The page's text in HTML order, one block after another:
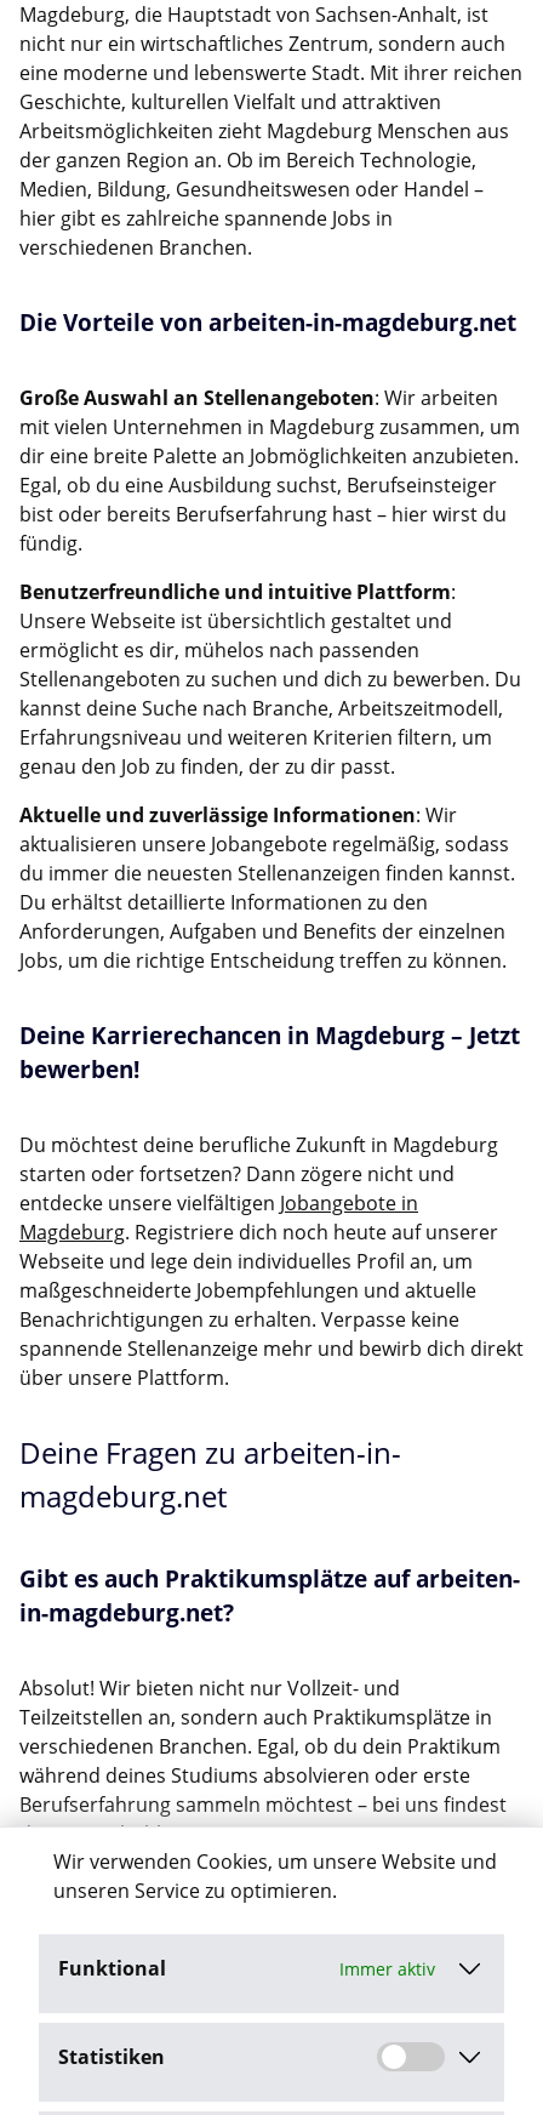
Wir verwenden Cookies, um unsere Website und
unseren Service zu optimieren.
Funktional Immer aktiv
Statistiken
Magdeburg, die Hauptstadt von Sachsen-Anhalt, ist
nicht nur ein wirtschaftliches Zentrum, sondern auch
eine moderne und lebenswerte Stadt. Mit ihrer reichen
Geschichte, kulturellen Vielfalt und attraktiven
Arbeitsmöglichkeiten zieht Magdeburg Menschen aus
der ganzen Region an. Ob im Bereich Technologie,
Medien, Bildung, Gesundheitswesen oder Handel –
hier gibt es zahlreiche spannende Jobs in
verschiedenen Branchen.
Die Vorteile von arbeiten-in-magdeburg.net
Große Auswahl an Stellenangeboten: Wir arbeiten
mit vielen Unternehmen in Magdeburg zusammen, um
dir eine breite Palette an Jobmöglichkeiten anzubieten.
Egal, ob du eine Ausbildung suchst, Berufseinsteiger
bist oder bereits Berufserfahrung hast – hier wirst du
fündig.
Benutzerfreundliche und intuitive Plattform:
Unsere Webseite ist übersichtlich gestaltet und
ermöglicht es dir, mühelos nach passenden
Stellenangeboten zu suchen und dich zu bewerben. Du
kannst deine Suche nach Branche, Arbeitszeitmodell,
Erfahrungsniveau und weiteren Kriterien filtern, um
genau den Job zu finden, der zu dir passt.
Aktuelle und zuverlässige Informationen: Wir
aktualisieren unsere Jobangebote regelmäßig, sodass
du immer die neuesten Stellenanzeigen finden kannst.
Du erhältst detaillierte Informationen zu den
Anforderungen, Aufgaben und Benefits der einzelnen
Jobs, um die richtige Entscheidung treffen zu können.
Deine Karrierechancen in Magdeburg – Jetzt
bewerben!
Du möchtest deine berufliche Zukunft in Magdeburg
starten oder fortsetzen? Dann zögere nicht und
entdecke unsere vielfältigen Jobangebote in
Magdeburg. Registriere dich noch heute auf unserer
Webseite und lege dein individuelles Profil an, um
maßgeschneiderte Jobempfehlungen und aktuelle
Benachrichtigungen zu erhalten. Verpasse keine
spannende Stellenanzeige mehr und bewirb dich direkt
über unsere Plattform.
Deine Fragen zu arbeiten-in-
magdeburg.net
Gibt es auch Praktikumsplätze auf arbeiten-
in-magdeburg.net?
Absolut! Wir bieten nicht nur Vollzeit- und
Teilzeitstellen an, sondern auch Praktikumsplätze in
verschiedenen Branchen. Egal, ob du dein Praktikum
während deines Studiums absolvieren oder erste
Berufserfahrung sammeln möchtest – bei uns findest
du eine Vielzahl an interessanten
Praktikumsangeboten.
Wie oft werden die Jobangebote
aktualisiert?
Wir aktualisieren unsere Jobangebote regelmäßig, um
sicherzustellen, dass du immer die neuesten und
aktuellsten Stellenanzeigen finden kannst. So verpasst